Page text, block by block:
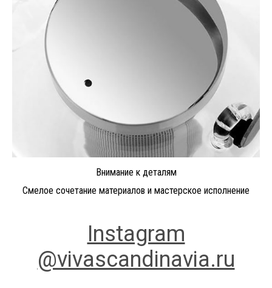
Внимание к деталям
Смелое сочетание материалов и мастерское исполнение
Instagram
@vivascandinavia.ru